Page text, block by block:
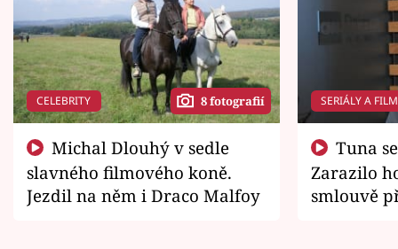
CELEBRITY 8 fotografií
slavného filmového koně.
Jezdil na něm i Draco Malfoy
SERIÁLY A
Zarazilo
smlouvě